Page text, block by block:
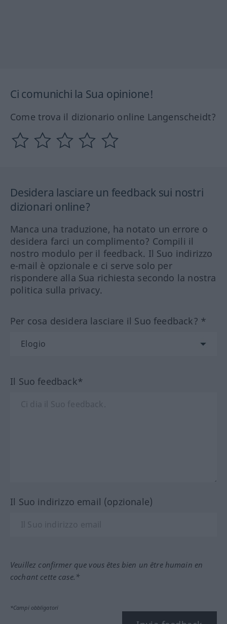
Ci comunichi la Sua opinione!
Come trova il dizionario online Langenscheidt?
Desidera lasciare un feedback sui nostri
dizionari online?
Manca una traduzione, ha notato un errore o
desidera farci un complimento? Compili il
nostro modulo per il feedback. Il Suo indirizzo
e-mail è opzionale e ci serve solo per
rispondere alla Sua richiesta secondo la nostra
politica sulla privacy.
Per cosa desidera lasciare il Suo feedback? *
Il Suo feedback*
Il Suo indirizzo email (opzionale)
Veuillez confirmer que vous êtes bien un être humain en
cochant cette case.*
*Campi obbligatori